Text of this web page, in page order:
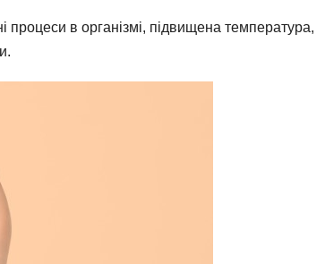
процеси в організмі, підвищена температура,